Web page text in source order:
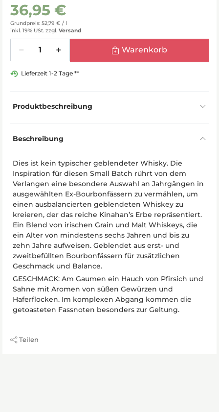
36,95 €
Grundpreis: 52,79 € / l
inkl. 19% USt. zzgl. Versand
Warenkorb
Lieferzeit 1-2 Tage **
Produktbeschreibung
Beschreibung
Dies ist kein typischer geblendeter Whisky. Die
Inspiration für diesen Small Batch rührt von dem
Verlangen eine besondere Auswahl an Jahrgängen in
ausgewählten Ex-Bourbonfässern zu vermählen, um
einen ausbalancierten geblendeten Whiskey zu
kreieren, der das reiche Kinahan’s Erbe repräsentiert.
Ein Blend von irischen Grain und Malt Whiskeys, die
ein Alter von mindestens sechs Jahren und bis zu
zehn Jahre aufweisen. Geblendet aus erst- und
zweitbefüllten Bourbonfässern für zusätzlichen
Geschmack und Balance.
GESCHMACK: Am Gaumen ein Hauch von Pfirsich und
Sahne mit Aromen von süßen Gewürzen und
Haferflocken. Im komplexen Abgang kommen die
getoasteten Fassnoten besonders zur Geltung.
Teilen